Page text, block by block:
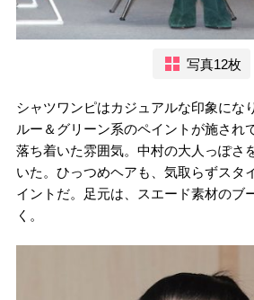
写真12枚
シャツワンピはカジュアルな印象にな
ルー＆グリーン系のペイントが施され
落ち着いた雰囲気。中村の大人っぽさ
いた。ひっつめヘアも、気取らずスタ
イントだ。足元は、スエード素材のブ
く。